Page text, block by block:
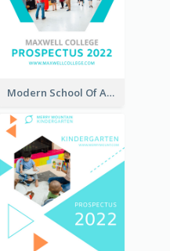
Modern School Of Art Prospectus